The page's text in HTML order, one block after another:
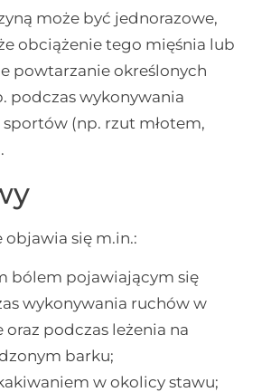
może być jednorazowe,
obciążenie tego mięśnia lub
powtarzanie określonych
podczas wykonywania
(np. rzut młotem,
objawia się m.in.:
bólem pojawiającym się
wykonywania ruchów w
oraz podczas leżenia na
barku;
w okolicy stawu;